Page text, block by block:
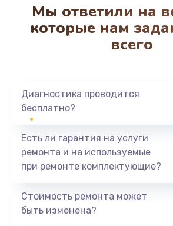
Мы ответили на
которые нам
всего
Диагностика проводится
бесплатно?
Есть ли гарантия на услуги
ремонта и на используемые
при ремонте комплектующие?
Стоимость ремонта может
быть изменена?